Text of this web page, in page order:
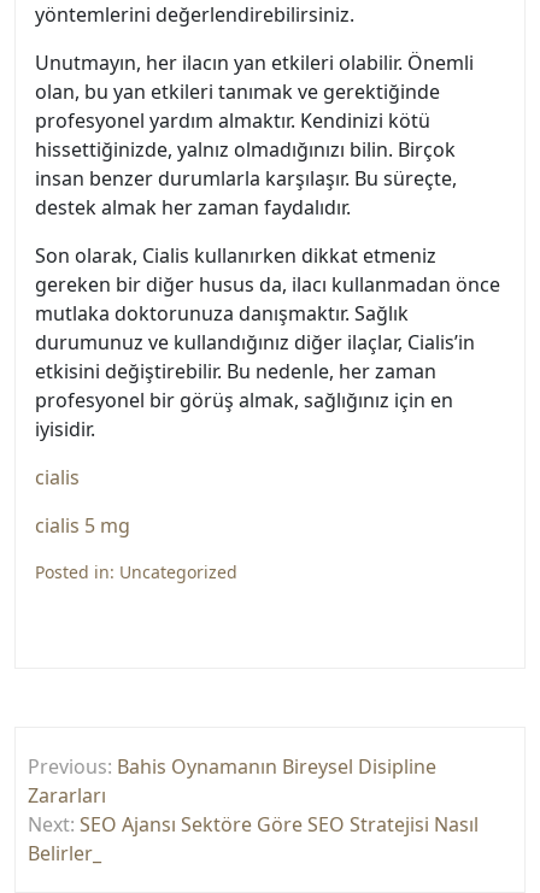
yöntemlerini değerlendirebilirsiniz.
Unutmayın, her ilacın yan etkileri olabilir. Önemli
olan, bu yan etkileri tanımak ve gerektiğinde
profesyonel yardım almaktır. Kendinizi kötü
hissettiğinizde, yalnız olmadığınızı bilin. Birçok
insan benzer durumlarla karşılaşır. Bu süreçte,
destek almak her zaman faydalıdır.
Son olarak, Cialis kullanırken dikkat etmeniz
gereken bir diğer husus da, ilacı kullanmadan önce
mutlaka doktorunuza danışmaktır. Sağlık
durumunuz ve kullandığınız diğer ilaçlar, Cialis’in
etkisini değiştirebilir. Bu nedenle, her zaman
profesyonel bir görüş almak, sağlığınız için en
iyisidir.
cialis
cialis 5 mg
Posted in: Uncategorized
gezinmesi
Previous: Bahis Oynamanın Bireysel Disipline
Zararları
Next: SEO Ajansı Sektöre Göre SEO Stratejisi Nasıl
Belirler_